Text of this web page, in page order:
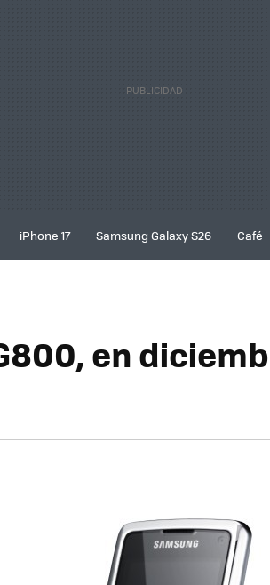
iPhone 17 Samsung Galaxy S26 Café
en